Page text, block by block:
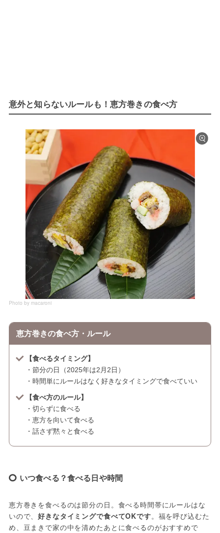
意外と知らないルールも！恵方巻きの食べ方
Photo by macaroni
恵方巻きの食べ方・ルール
【食べるタイミング】
・節分の日（2025年は2月2日）
・時間単にルールはなく好きなタイミングで食べていい
【食べ方のルール】
・切らずに食べる
・恵方を向いて食べる
・話さず黙々と食べる
いつ食べる？食べる日や時間
恵方巻きを食べるのは節分の日。食べる時間帯にルールはな
いので、好きなタイミングで食べてOKです。福を呼び込むた
め、豆まきで家の中を清めたあとに食べるのがおすすめで